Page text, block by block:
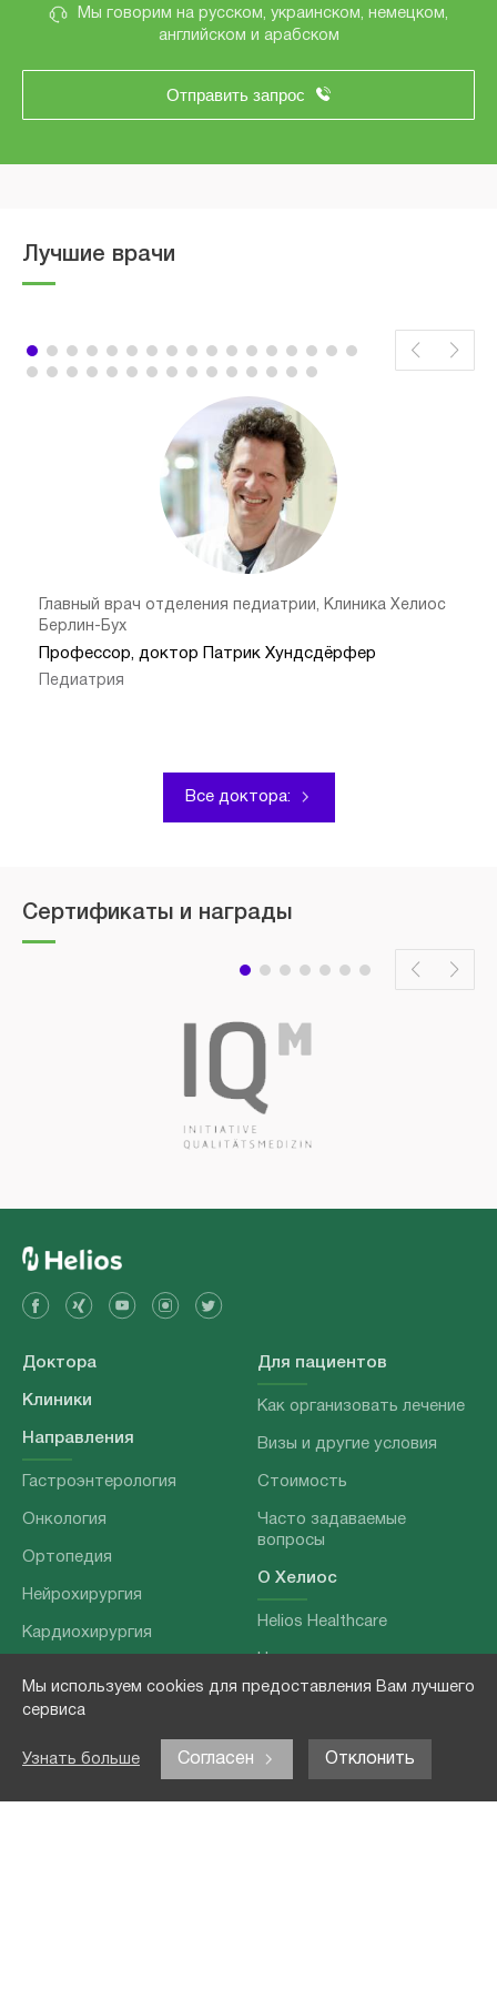
Мы используем cookies для предоставления Вам лучшего
сервиса
Узнать больше Согласен Отклонить
Мы говорим на русском, украинском, немецком,
английском и арабском
Отправить запрос
Лучшие врачи
Главный врач отделения педиатрии, Клиника Хелиос
Берлин-Бух
Профессор, доктор Патрик Хундсдёрфер
Педиатрия
Все доктора:
Сертификаты и награды
Доктора
Клиники
Направления
Гастроэнтерология
Онкология
Ортопедия
Нейрохирургия
Кардиохирургия
Хирургия позвоночника
Для пациентов
Как организовать лечение
Визы и другие условия
Стоимость
Часто задаваемые
вопросы
О Хелиос
Helios Healthcare
О нашей команде